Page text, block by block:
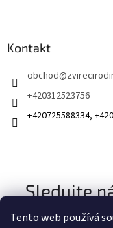
Tento web používá
Kontakt
obchod@
+420312523756
+420725588334,
Sledujte